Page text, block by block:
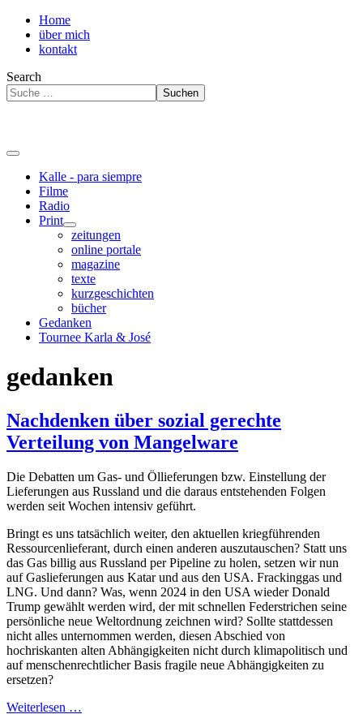
Home
über mich
kontakt
Search
Suchen
Kalle - para siempre
Filme
Radio
Print
zeitungen
online portale
magazine
texte
kurzgeschichten
bücher
Gedanken
Tournee Karla & José
gedanken
Nachdenken über sozial gerechte
Verteilung von Mangelware
Die Debatten um Gas- und Öllieferungen bzw. Einstellung der
Lieferungen aus Russland und die daraus entstehenden Folgen
werden seit Wochen intensiv geführt.
Bringt es uns tatsächlich weiter, den aktuellen kriegführenden
Ressourcenlieferant, durch einen anderen auszutauschen? Statt uns
das Gas billig aus Russland per Pipeline zu holen, setzen wir nun
auf Gaslieferungen aus Katar und aus den USA. Frackinggas und
LNG. Und dann? Was, wenn 2024 in den USA wieder Donald
Trump gewählt werden wird, der mit schnellen Federstrichen seine
persönliche neue Weltordnung zeichnen wird? Sollte stattdessen
nicht alles unternommen werden, diesen Abschied von
hochriskanten alten Abhängigkeiten nicht durch klimapolitisch und
auf menschenrechtlicher Basis fragile neue Abhängigkeiten zu
ersetzen?
Weiterlesen …